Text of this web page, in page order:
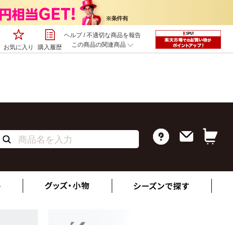
お気に入り 購入履歴
ヘルプ/不適切な商品を報告
この商品の関連商品